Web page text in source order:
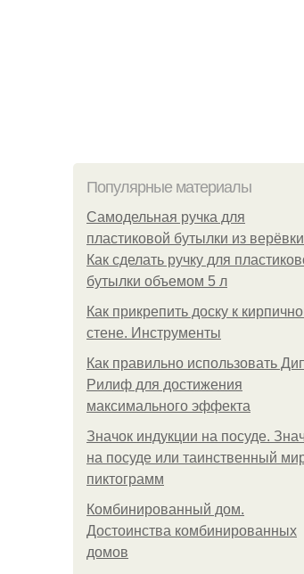
Популярные материалы
Самодельная ручка для
пластиковой бутылки из
Как сделать ручку для
бутылки объемом 5 л
Как прикрепить доску к
стене. Инструменты
Как правильно использовать
Рилиф для достижения
максимального эффекта
Значок индукции на посуде.
на посуде или таинственный
пиктограмм
Комбинированный дом.
Достоинства комбинированных
домов